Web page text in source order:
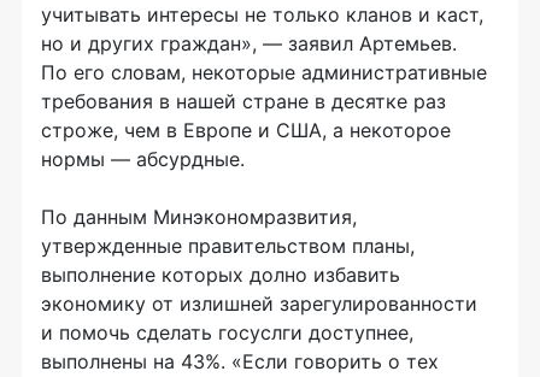
учитывать интересы не только кланов и каст,
но и других граждан», — заявил Артемьев.
По его словам, некоторые административные
требования в нашей стране в десятке раз
строже, чем в Европе и США, а некоторое
нормы — абсурдные.
По данным Минэкономразвития,
утвержденные правительством планы,
выполнение которых долно избавить
экономику от излишней зарегулированности
и помочь сделать госуслги доступнее,
выполнены на 43%. «Если говорить о тех